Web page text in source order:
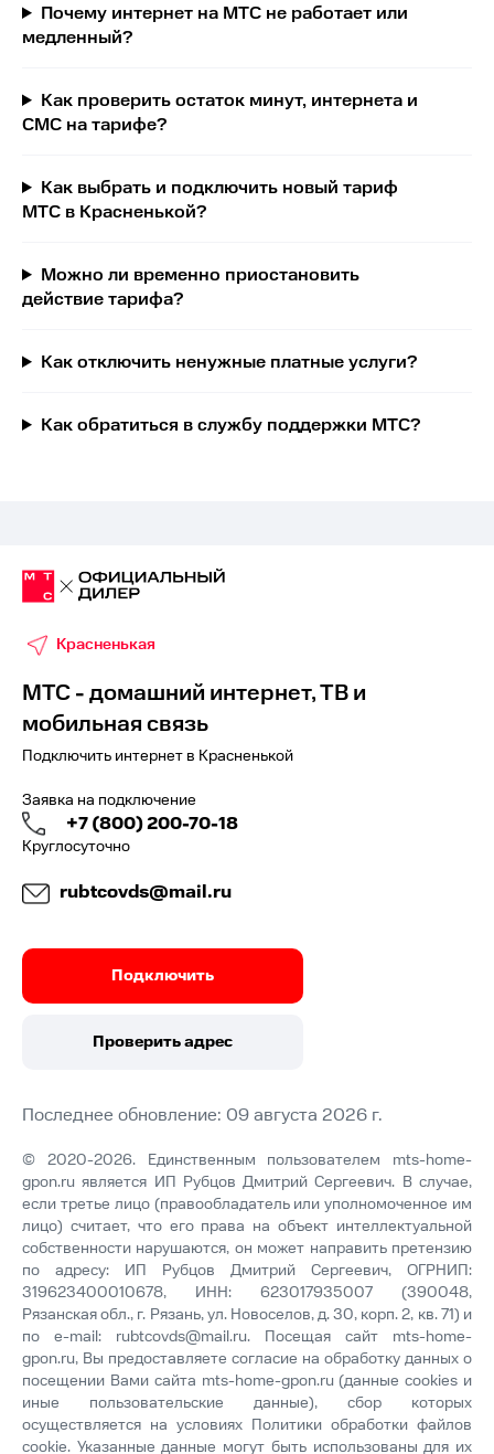
Почему интернет на МТС не работает или
медленный?
Как проверить остаток минут, интернета и
СМС на тарифе?
Как выбрать и подключить новый тариф
МТС в Красненькой?
Можно ли временно приостановить
действие тарифа?
Как отключить ненужные платные услуги?
Как обратиться в службу поддержки МТС?
Красненькая
МТС - домашний интернет, ТВ и
мобильная связь
Подключить интернет в Красненькой
Заявка на подключение
+7 (800) 200-70-18
Круглосуточно
rubtcovds@mail.ru
Подключить
Проверить адрес
Последнее обновление: 09 августа 2026 г.
© 2020-2026. Единственным пользователем mts-home-
gpon.ru является ИП Рубцов Дмитрий Сергеевич. В случае,
если третье лицо (правообладатель или уполномоченное им
лицо) считает, что его права на объект интеллектуальной
собственности нарушаются, он может направить претензию
по адресу: ИП Рубцов Дмитрий Сергеевич, ОГРНИП:
319623400010678, ИНН: 623017935007 (390048,
Рязанская обл., г. Рязань, ул. Новоселов, д. 30, корп. 2, кв. 71) и
по e-mail: rubtcovds@mail.ru. Посещая сайт mts-home-
gpon.ru, Вы предоставляете согласие на обработку данных о
посещении Вами сайта mts-home-gpon.ru (данные cookies и
иные пользовательские данные), сбор которых
осуществляется на условиях Политики обработки файлов
cookie. Указанные данные могут быть использованы для их